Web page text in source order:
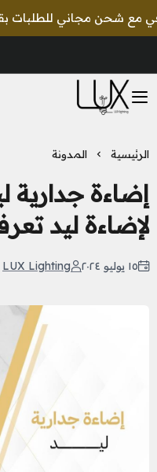
LUX Lighting
الرئيسية المدونة
لإضاءة ليد
١٥ يوليو ٢٠٢٤ LUX Lighting